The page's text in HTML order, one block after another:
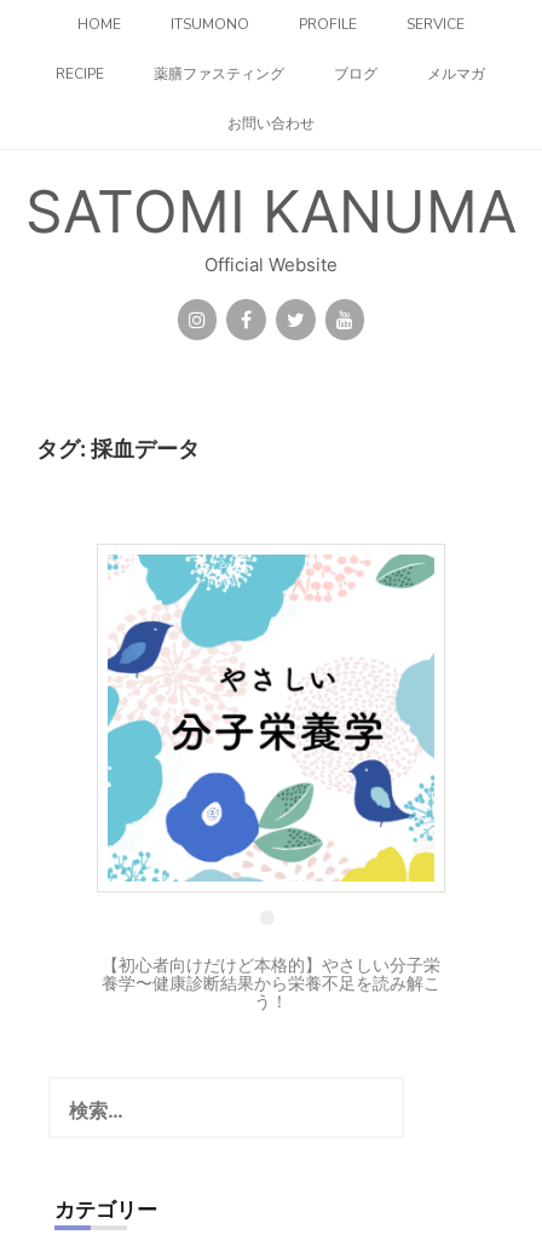
HOME ITSUMONO PROFILE SERVICE
RECIPE 薬膳ファスティング ブログ メルマガ
お問い合わせ
SATOMI KANUMA
Official Website
タグ: 採血データ
5 12月
【初心者向けだけど本格的】やさしい分子栄
養学〜健康診断結果から栄養不足を読み解こ
う！
カテゴリー